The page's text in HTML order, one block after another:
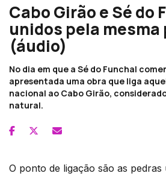
Cabo Girão e Sé do
unidos pela mesma
(áudio)
No dia em que a Sé do Funchal
apresentada uma obra que liga
nacional ao Cabo Girão,
natural.
O ponto de ligação são as pedras